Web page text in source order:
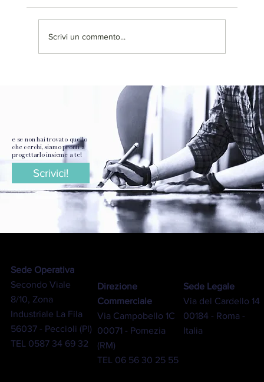
Parliamo di Dug. La scolpitura del
cristallo di Chiaraluce
Scrivi un commento...
e se non hai trovato quello
che cerchi, siamo pronti a
progettarlo insieme a te!
Scrivici!
Sede Operativa
Secondo Viale
8/10, Zona
Industriale La Fila
56037 - Peccioli (PI)
TEL 0587 34 69 32
Direzione
Commerciale
Via Campobello 1C
00071 - Pomezia
(RM)
TEL 06 56 30 25 55
Sede Legale
Via del Cardello 14
00184 - Roma -
Italia